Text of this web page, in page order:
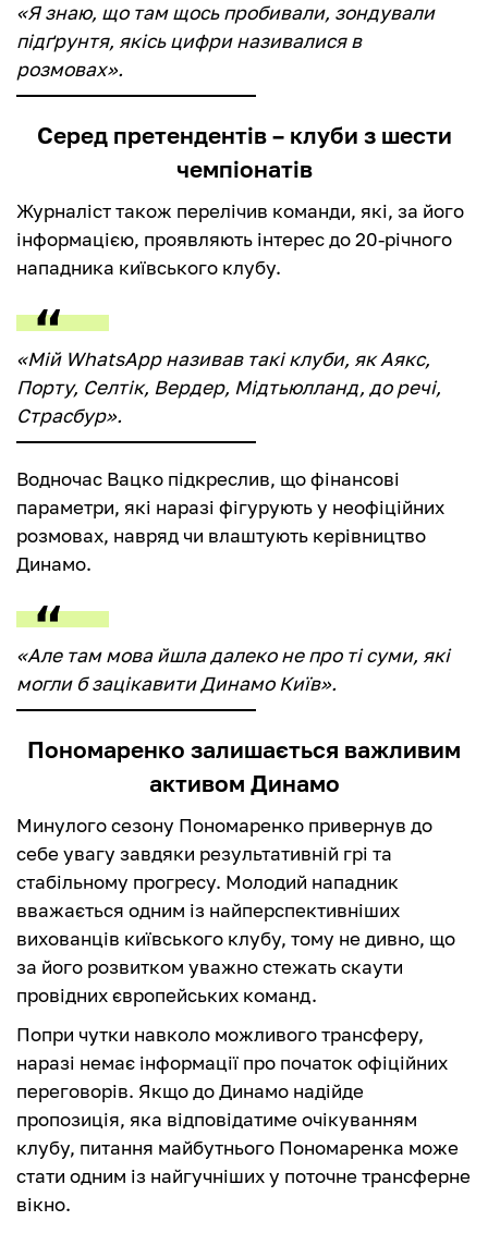
«Я знаю, що там щось пробивали, зондували
підґрунтя, якісь цифри називалися в
розмовах».
Серед претендентів – клуби з шести
чемпіонатів
Журналіст також перелічив команди, які, за його
інформацією, проявляють інтерес до 20-річного
нападника київського клубу.
«Мій WhatsApp називав такі клуби, як Аякс,
Порту, Селтік, Вердер, Мідтьюлланд, до речі,
Страсбур».
Водночас Вацко підкреслив, що фінансові
параметри, які наразі фігурують у неофіційних
розмовах, навряд чи влаштують керівництво
Динамо.
«Але там мова йшла далеко не про ті суми, які
могли б зацікавити Динамо Київ».
Пономаренко залишається важливим
активом Динамо
Минулого сезону Пономаренко привернув до
себе увагу завдяки результативній грі та
стабільному прогресу. Молодий нападник
вважається одним із найперспективніших
вихованців київського клубу, тому не дивно, що
за його розвитком уважно стежать скаути
провідних європейських команд.
Попри чутки навколо можливого трансферу,
наразі немає інформації про початок офіційних
переговорів. Якщо до Динамо надійде
пропозиція, яка відповідатиме очікуванням
клубу, питання майбутнього Пономаренка може
стати одним із найгучніших у поточне трансферне
вікно.